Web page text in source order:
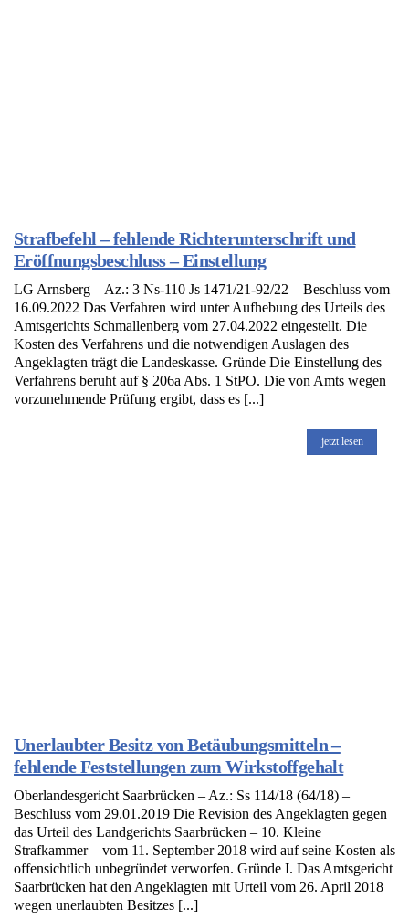
Strafbefehl – fehlende Richterunterschrift und
Eröffnungsbeschluss – Einstellung
LG Arnsberg – Az.: 3 Ns-110 Js 1471/21-92/22 – Beschluss vom
16.09.2022 Das Verfahren wird unter Aufhebung des Urteils des
Amtsgerichts Schmallenberg vom 27.04.2022 eingestellt. Die
Kosten des Verfahrens und die notwendigen Auslagen des
Angeklagten trägt die Landeskasse. Gründe Die Einstellung des
Verfahrens beruht auf § 206a Abs. 1 StPO. Die von Amts wegen
vorzunehmende Prüfung ergibt, dass es [...]
jetzt lesen
Unerlaubter Besitz von Betäubungsmitteln –
fehlende Feststellungen zum Wirkstoffgehalt
Oberlandesgericht Saarbrücken – Az.: Ss 114/18 (64/18) –
Beschluss vom 29.01.2019 Die Revision des Angeklagten gegen
das Urteil des Landgerichts Saarbrücken – 10. Kleine
Strafkammer – vom 11. September 2018 wird auf seine Kosten als
offensichtlich unbegründet verworfen. Gründe I. Das Amtsgericht
Saarbrücken hat den Angeklagten mit Urteil vom 26. April 2018
wegen unerlaubten Besitzes [...]